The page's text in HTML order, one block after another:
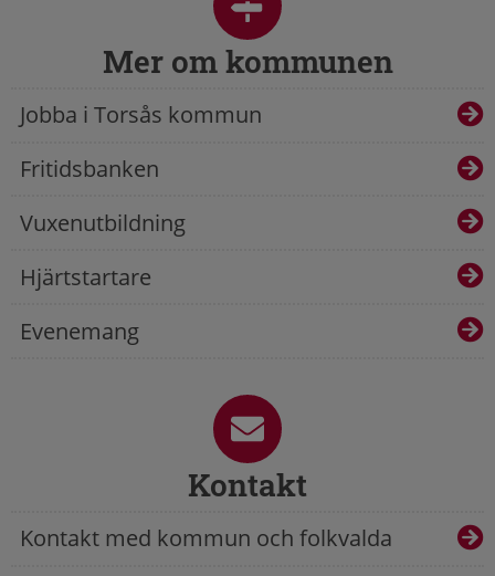
Mer om kommunen
Jobba i Torsås kommun
Fritidsbanken
Vuxenutbildning
Hjärtstartare
Evenemang
Kontakt
Kontakt med kommun och folkvalda